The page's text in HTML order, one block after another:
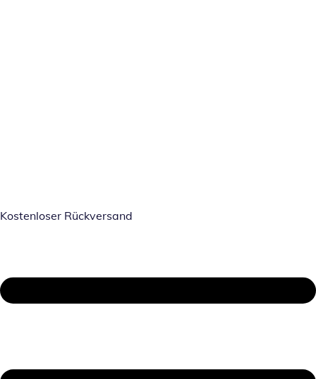
Kostenloser Rückversand